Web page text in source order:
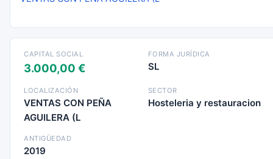
CAPITAL SOCIAL
3.000,00 €
FORMA JURÍDICA
SL
LOCALIZACIÓN
VENTAS CON PEÑA
AGUILERA (L
SECTOR
Hosteleria y restauracion
ANTIGÜEDAD
2019